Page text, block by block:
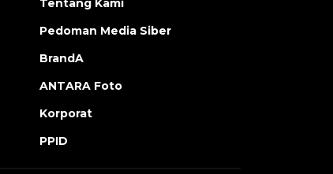
Tentang Kami
Pedoman Media Siber
BrandA
ANTARA Foto
Korporat
PPID